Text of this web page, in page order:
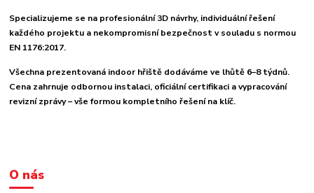
Specializujeme se na profesionální 3D návrhy, individuální řešení
každého projektu a nekompromisní bezpečnost v souladu s normou
EN 1176:2017.
Všechna prezentovaná indoor hřiště dodáváme ve lhůtě 6–8 týdnů.
Cena zahrnuje odbornou instalaci, oficiální certifikaci a vypracování
revizní zprávy – vše formou kompletního řešení na klíč.
O nás